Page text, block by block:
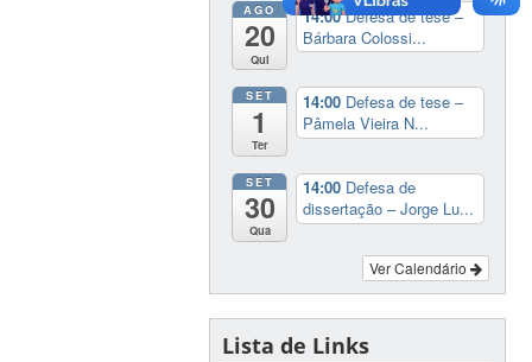
AGO
20
Qui
14:00Defesa de tese –
Bárbara Colossi...
SET
1
Ter
14:00 Defesa de tese –
Pâmela Vieira N...
SET
30
Qua
14:00 Defesa de
dissertação – Jorge Lu...
Ver Calendário
Lista de Links